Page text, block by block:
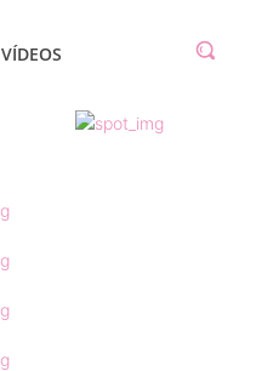
VÍDEOS